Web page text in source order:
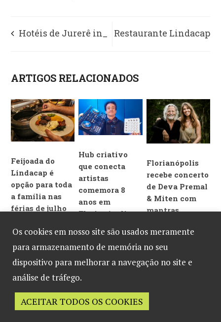
Hotéis de Jurerê in_
para até duas crianças
em outubro
Restaurante Lindacap
diversão, cultura e
solidariedade
ARTIGOS RELACIONADOS
Feijoada do
Lindacap é
opção para toda
a família nas
férias de julho
Florianópolis
Hub criativo
que conecta
artistas
comemora 8
anos em
Florianópolis
Florianópolis
recebe concerto
de Deva Premal
& Miten com
mantras
Desenvolvido porB2 Marketing
Os cookies em nosso site são usados meramente
para armazenamento de memória no seu
dispositivo para melhorar a navegação no site e
análise de tráfego.
ACEITAR TODOS OS COOKIES